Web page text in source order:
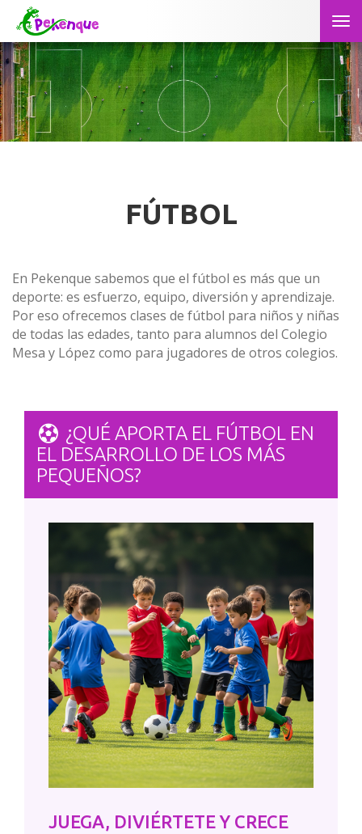
FÚTBOL
En Pekenque sabemos que el fútbol es más que un
deporte: es esfuerzo, equipo, diversión y aprendizaje.
Por eso ofrecemos clases de fútbol para niños y niñas
de todas las edades, tanto para alumnos del Colegio
Mesa y López como para jugadores de otros colegios.
¿QUÉ APORTA EL FÚTBOL EN
EL DESARROLLO DE LOS MÁS
PEQUEÑOS?
JUEGA, DIVIÉRTETE Y CRECE